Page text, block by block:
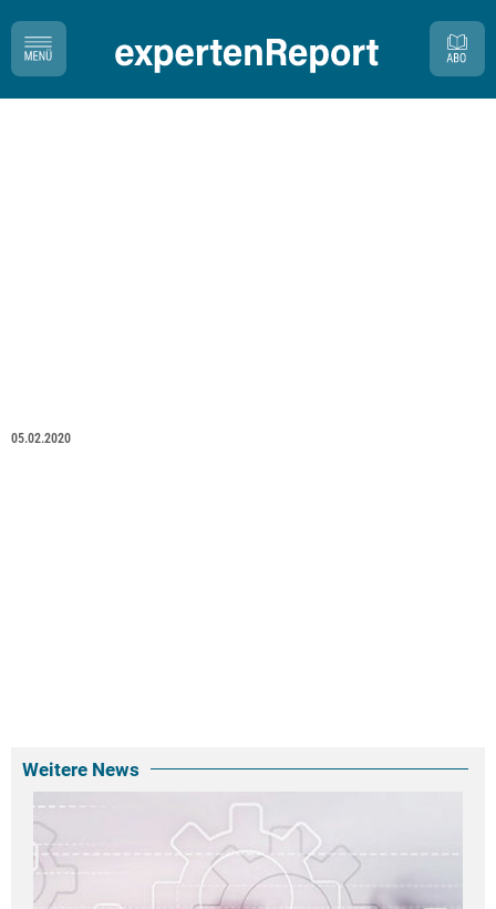
05.02.2020
Weitere News